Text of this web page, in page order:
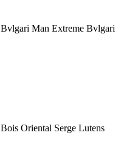
Bvlgari Man Extreme Bvlgari
Bois Oriental Serge Lutens